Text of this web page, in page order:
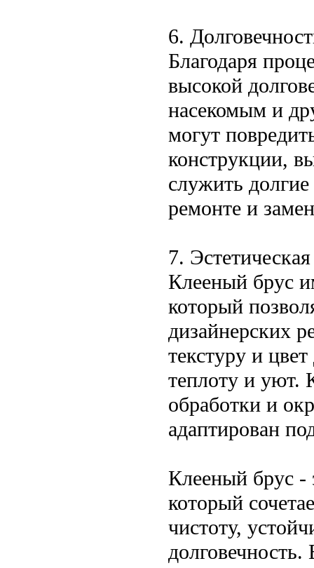
6.
Благодаря
высокой
насекомым и
могут
конструкции,
служить
ремонте и
7.
Клееный брус
который
дизайнерских
текстуру и
теплоту и уют.
обработки и
адаптирован
Клееный брус -
который
чистоту,
долговечность.